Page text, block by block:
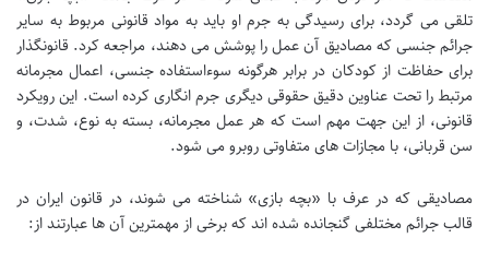
تلقی می گردد، برای رسیدگی به جرم او باید به مواد قانونی مربوط به سایر
جرائم جنسی که مصادیق آن عمل را پوشش می دهند، مراجعه کرد. قانونگذار
برای حفاظت از کودکان در برابر هرگونه سوءاستفاده جنسی، اعمال مجرمانه
مرتبط را تحت عناوین دقیق حقوقی دیگری جرم انگاری کرده است. این رویکرد
قانونی، از این جهت مهم است که هر عمل مجرمانه، بسته به نوع، شدت، و
سن قربانی، با مجازات های متفاوتی روبرو می شود.
مصادیقی که در عرف با «بچه بازی» شناخته می شوند، در قانون ایران در
قالب جرائم مختلفی گنجانده شده اند که برخی از مهمترین آن ها عبارتند از: